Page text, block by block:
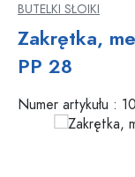
BUTELKI SŁOIKI
Zakrętka,
PP 28
Numer artykułu :